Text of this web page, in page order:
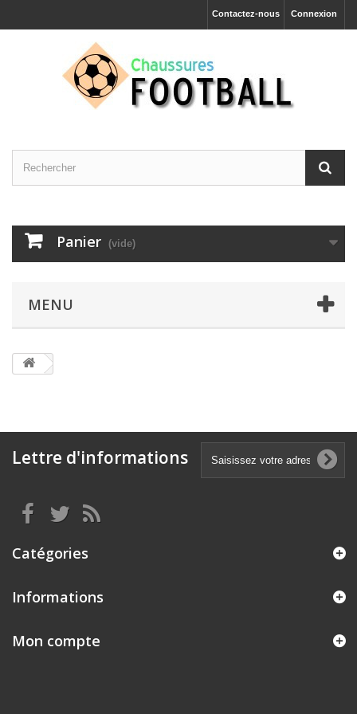
Connexion
Contactez-nous
Panier (vide)
MENU
Lettre d'informations
Catégories
Informations
Mon compte